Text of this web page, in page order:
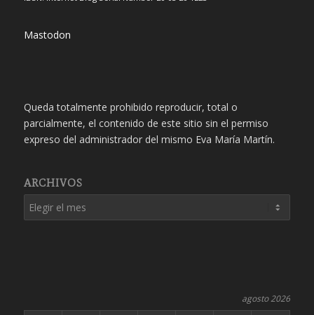
Mastodon
Queda totalmente prohibido reproducir, total o
parcialmente, el contenido de este sitio sin el permiso
expreso del administrador del mismo Eva María Martín.
ARCHIVOS
agosto 2026